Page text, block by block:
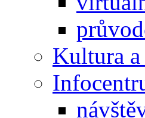
Kultura